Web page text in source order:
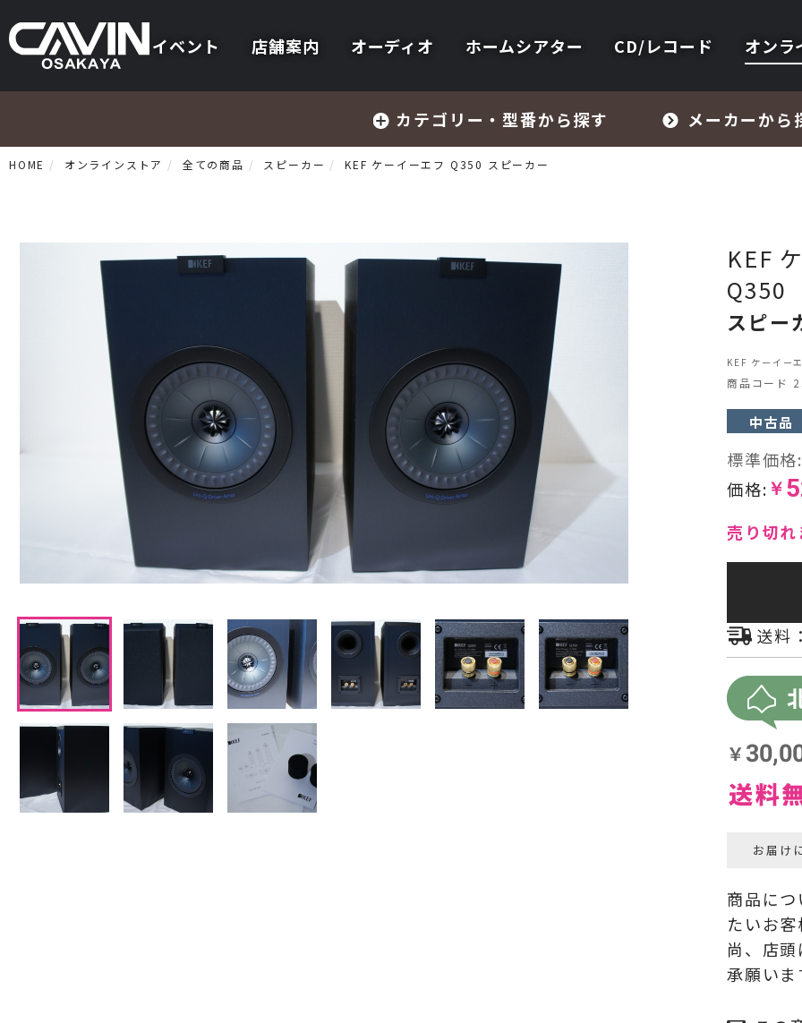
イベント 店舗案内 オーディオ ホームシアター CD/レコード オンラ
カテゴリー・型番から探す メーカーから
プリメインアンプ
CDプレーヤー・レシーバー
ネットワークプレーヤー・D/Aコンバーター
レコードプレーヤー
フォノイコライザー・MCトランス
スピーカー
オーディオアクセサリー
ヘッドフォン・イヤホン
オーディオその他
HOME オンラインストア 全ての商品 スピーカー KEF ケーイーエフ Q350 スピーカー
KEF
Q350
スピー
KEF ケーイー
商品コード
中古品
標準価格:
価格: ￥
売り切
送料
お届け
商品に
たいお
尚、店
承願いま